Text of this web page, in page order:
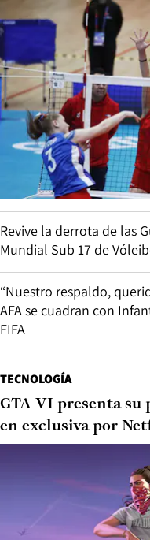
Revive la derrota de las
Mundial Sub 17 de
“Nuestro respaldo,
AFA se cuadran con
FIFA
TECNOLOGÍA
GTA VI presenta
en exclusiva por